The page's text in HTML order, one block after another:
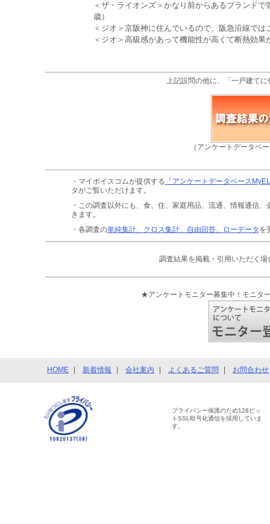
＜ザ・ライオンズ＞かなり前からあるブランド
歳）
＜ジオ＞京阪神に住んでいるので、阪急沿線で
＜ジオ＞高級感があって機能性が高くて断熱効果
上記設問の他に、「一戸建て
（アンケートデータベ
・マイボイスコムが提供する 「アンケートデータベース
タがご覧いただけます。
・この調査以外にも、食、住、家庭用品、流通、情報通信、
きます。
・各調査の単純集計、クロス集計、自由回答、ローデータ を
調査結果を掲載・引用いただく場
★アンケートモニター募集中！モニタ
HOME 新着情報 会社案内 よくあるご質問 お問合わせ
プライバシー保護のため128ビッ
トSSL暗号化通信を採用していま
す。